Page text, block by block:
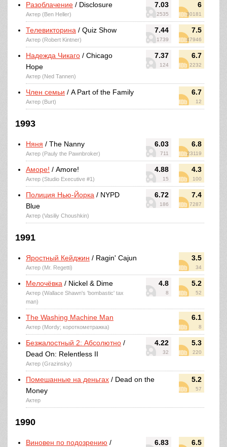
7.03
2535
6
30181
Разоблачение / Disclosure
Актер (Ben Heller)
7.44
1739
7.5
47946
Телевикторина / Quiz Show
Актер (Robert Kintner)
7.37
124
6.7
2232
Надежда Чикаго / Chicago
Hope
Актер (Ned Tannen)
6.7
12
Член семьи / A Part of the Family
Актер (Burt)
1993
6.03
711
6.8
23119
Няня / The Nanny
Актер (Pauly the Pawnbroker)
4.88
15
4.3
100
Аморе! / Amore!
Актер (Studio Executive #1)
6.72
186
7.4
7287
Полиция Нью-Йорка / NYPD
Blue
Актер (Vasiliy Choushkin)
1991
3.5
34
Яростный Кейджин / Ragin' Cajun
Актер (Mr. Regetti)
4.8
8
5.2
52
Мелочёвка / Nickel & Dime
Актер (Wallace Shawn's 'bombastic' tax
man)
6.1
8
The Washing Machine Man
Актер (Mordy; короткометражка)
4.22
32
5.3
220
Безжалостный 2: Абсолютно /
Dead On: Relentless II
Актер (Grazinsky)
5.2
57
Помешанные на деньгах / Dead on the
Money
Актер
1990
6.83 6.5
Виновен по подозрению /